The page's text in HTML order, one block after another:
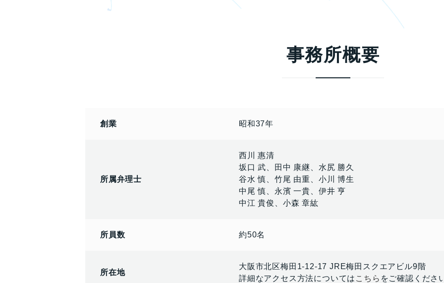
事務所概要
創業 昭和37年
所属弁理士
西川 惠清
坂口 武、田中 康継、水尻 勝久
谷水 慎、竹尾 由重、小川 博生
中尾 慎、永濱 一貴、伊井 亨
中江 貴俊、小森 章紘
所員数 約50名
所在地
大阪市北区梅田1-12-17 JRE梅田スクエアビル9階
詳細なアクセス方法については こちら をご確認くださ